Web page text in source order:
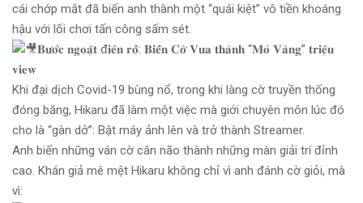
cái chớp mắt đã biến anh thành một “quái kiệt” vô tiền khoáng
hậu với lối chơi tấn công sấm sét.
𝐁𝐮̛𝐨̛́𝐜 𝐧𝐠𝐨𝐚̣̆𝐭 đ𝐢𝐞̂𝐧 𝐫𝐨̂̀: 𝐁𝐢𝐞̂́𝐧 𝐂𝐨̛̀ 𝐕𝐮𝐚 𝐭𝐡𝐚̀𝐧𝐡 “𝐌𝐨̉ 𝐕𝐚̀𝐧𝐠” 𝐭𝐫𝐢𝐞̣̂𝐮
𝐯𝐢𝐞𝐰
Khi đại dịch Covid-19 bùng nổ, trong khi làng cờ truyền thống
đóng băng, Hikaru đã làm một việc mà giới chuyên môn lúc đó
cho là “gàn dở”: Bật máy ảnh lên và trở thành Streamer.
Anh biến những ván cờ cân não thành những màn giải trí đỉnh
cao. Khán giả mê mệt Hikaru không chỉ vì anh đánh cờ giỏi, mà
vì: